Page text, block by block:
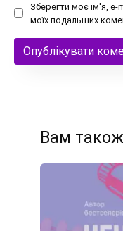
Зберегти моє ім'я, e-
моїх подальших
Вам